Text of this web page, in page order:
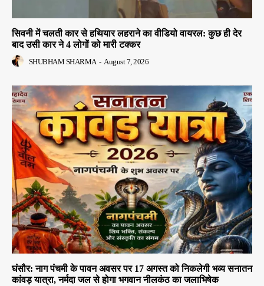
सिवनी में चलती कार से हथियार लहराने का वीडियो वायरल: कुछ ही देर
बाद उसी कार ने 4 लोगों को मारी टक्कर
SHUBHAM SHARMA - August 7, 2026
घंसौर: नाग पंचमी के पावन अवसर पर 17 अगस्त को निकलेगी भव्य सनातन
कांवड़ यात्रा, नर्मदा जल से होगा भगवान नीलकंठ का जलाभिषेक